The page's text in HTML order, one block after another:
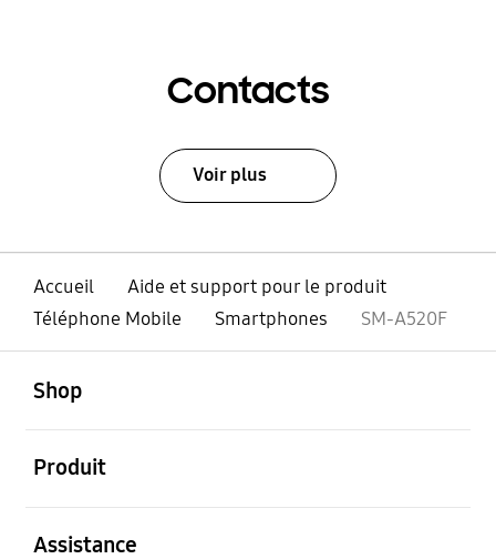
Contacts
Voir plus
Accueil
Aide et support pour le produit
Téléphone Mobile
Smartphones SM-A520F
Shop
Produit
Assistance